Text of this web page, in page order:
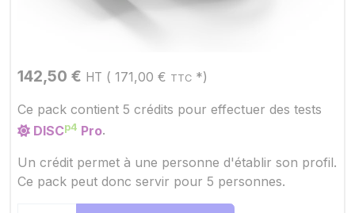
142,50 € HT ( 171,00 € TTC *)
Ce pack contient 5 crédits pour effectuer des tests
DISCp4 Pro.
Un crédit permet à une personne d'établir son profil.
Ce pack peut donc servir pour 5 personnes.